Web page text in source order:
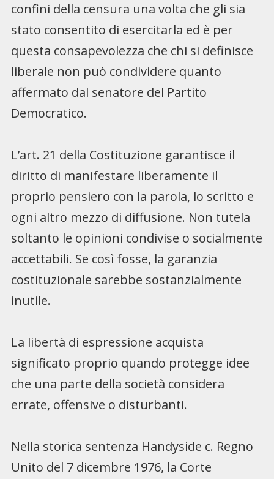
confini della censura una volta che gli sia
stato consentito di esercitarla ed è per
questa consapevolezza che chi si definisce
liberale non può condividere quanto
affermato dal senatore del Partito
Democratico.
L’art. 21 della Costituzione garantisce il
diritto di manifestare liberamente il
proprio pensiero con la parola, lo scritto e
ogni altro mezzo di diffusione. Non tutela
soltanto le opinioni condivise o socialmente
accettabili. Se così fosse, la garanzia
costituzionale sarebbe sostanzialmente
inutile.
La libertà di espressione acquista
significato proprio quando protegge idee
che una parte della società considera
errate, offensive o disturbanti.
Nella storica sentenza Handyside c. Regno
Unito del 7 dicembre 1976, la Corte